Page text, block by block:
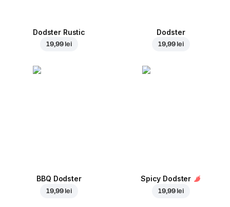
Dodster Rustic
19,99 lei
Dodster
19,99 lei
BBQ Dodster
19,99 lei
Spicy Dodster
19,99 lei